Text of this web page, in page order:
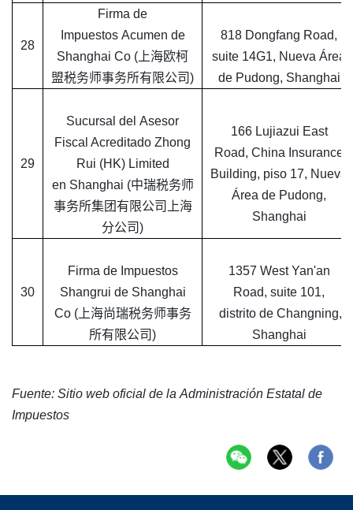
28
Firma de
Impuestos Acumen de
Shanghai Co (上海欧柯
盟税务师事务所有限公司)
818 Dongfang Road,
suite 14G1, Nueva Área
de Pudong, Shanghai
29
Sucursal del Asesor
Fiscal Acreditado Zhong
Rui (HK) Limited
en Shanghai (中瑞税务师
事务所集团有限公司上海
分公司)
166 Lujiazui East
Road, China Insurance
Building, piso 17, Nueva
Área de Pudong,
Shanghai
30
Firma de Impuestos
Shangrui de Shanghai
Co (上海尚瑞税务师事务
所有限公司)
1357 West Yan'an
Road, suite 101,
distrito de Changning,
Shanghai
Fuente: Sitio web oficial de la Administración Estatal de
Impuestos